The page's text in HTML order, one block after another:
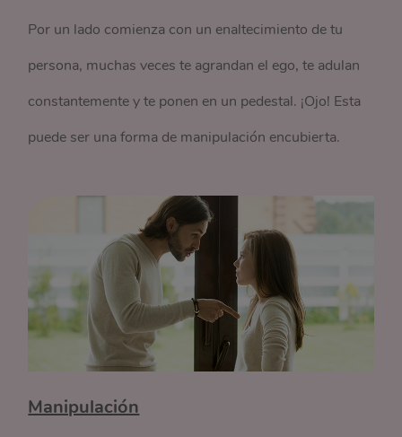
Por un lado comienza con un enaltecimiento de tu
persona, muchas veces te agrandan el ego, te adulan
constantemente y te ponen en un pedestal. ¡Ojo! Esta
puede ser una forma de manipulación encubierta.
Manipulación